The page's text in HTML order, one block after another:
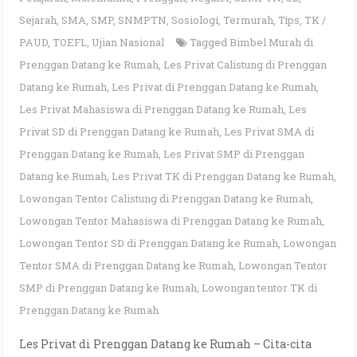
Sejarah, SMA, SMP, SNMPTN, Sosiologi, Termurah, Tips, TK /
PAUD, TOEFL, Ujian Nasional Tagged Bimbel Murah di
Prenggan Datang ke Rumah, Les Privat Calistung di Prenggan
Datang ke Rumah, Les Privat di Prenggan Datang ke Rumah,
Les Privat Mahasiswa di Prenggan Datang ke Rumah, Les
Privat SD di Prenggan Datang ke Rumah, Les Privat SMA di
Prenggan Datang ke Rumah, Les Privat SMP di Prenggan
Datang ke Rumah, Les Privat TK di Prenggan Datang ke Rumah,
Lowongan Tentor Calistung di Prenggan Datang ke Rumah,
Lowongan Tentor Mahasiswa di Prenggan Datang ke Rumah,
Lowongan Tentor SD di Prenggan Datang ke Rumah, Lowongan
Tentor SMA di Prenggan Datang ke Rumah, Lowongan Tentor
SMP di Prenggan Datang ke Rumah, Lowongan tentor TK di
Prenggan Datang ke Rumah
Les Privat di Prenggan Datang ke Rumah – Cita-cita